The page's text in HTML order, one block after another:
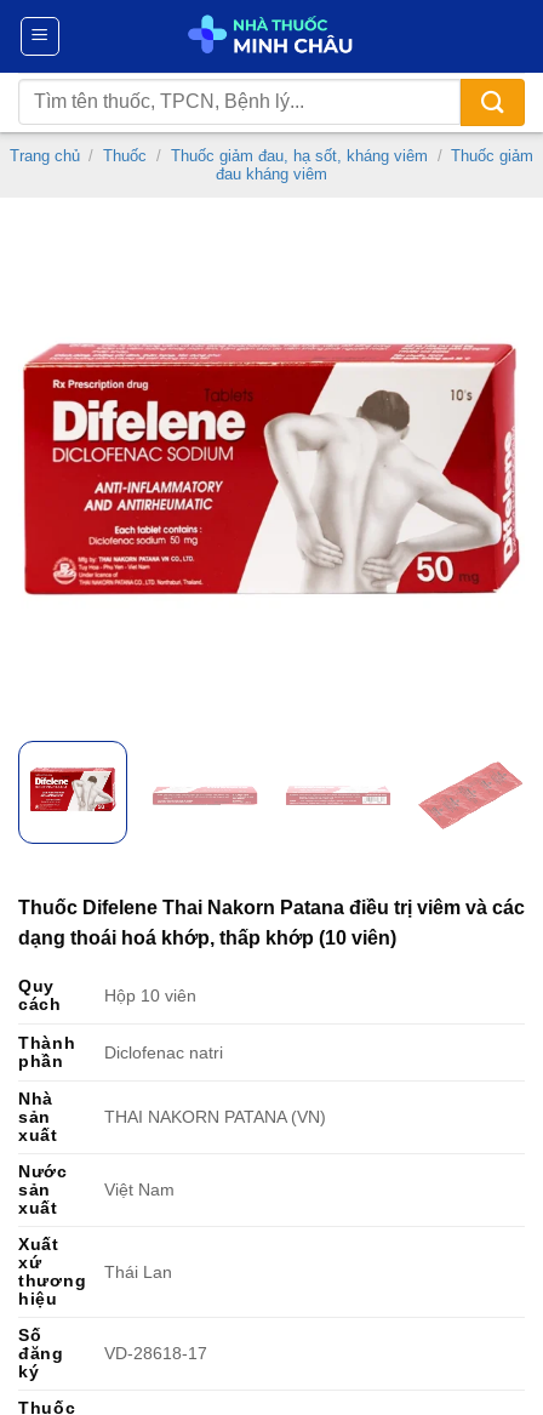
Chuyển
nội
dung
Tìm
kiếm:
Trang chủ / Thuốc / Thuốc giảm đau, hạ sốt, kháng viêm / Thuốc giảm
đau kháng viêm
Thuốc Difelene Thai Nakorn Patana điều trị viêm và các
dạng thoái hoá khớp, thấp khớp (10 viên)
Quy
cách
Hộp 10 viên
Thành
phần
Diclofenac natri
Nhà
sản
xuất
THAI NAKORN PATANA (VN)
Nước
sản
xuất
Việt Nam
Xuất
xứ
thương
hiệu
Thái Lan
Số
đăng
ký
VD-28618-17
Thuốc